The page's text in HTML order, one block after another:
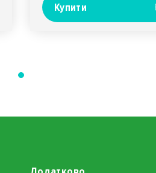
Купити